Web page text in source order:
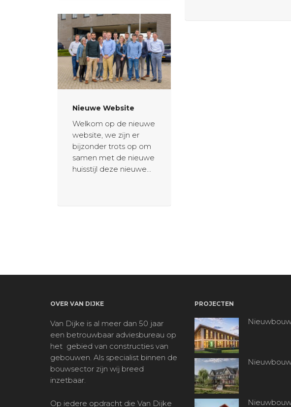
Nieuwe Website
Welkom op de nieuwe
website, we zijn er
bijzonder trots op om
samen met de nieuwe
huisstijl deze nieuwe...
OVER VAN DIJKE
Van Dijke is al meer dan 50 jaar
een betrouwbaar adviesbureau op
het gebied van constructies van
gebouwen. Als specialist binnen de
bouwsector zijn wij breed
inzetbaar.
Op iedere opdracht die Van Dijke
PROJECTEN